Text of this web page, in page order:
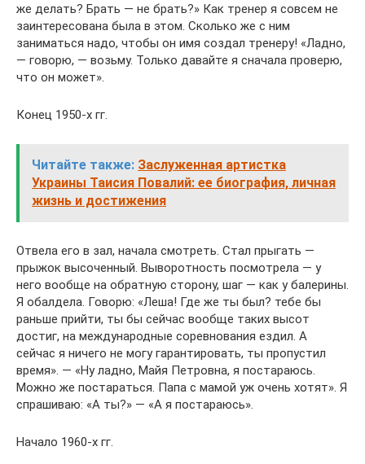
же делать? Брать — не брать?» Как тренер я совсем не
заинтересована была в этом. Сколько же с ним
заниматься надо, чтобы он имя создал тренеру! «Ладно,
— говорю, — возьму. Только давайте я сначала проверю,
что он может».
Конец 1950-х гг.
Читайте также: Заслуженная артистка
Украины Таисия Повалий: ее биография, личная
жизнь и достижения
Отвела его в зал, начала смотреть. Стал прыгать —
прыжок высоченный. Выворотность посмотрела — у
него вообще на обратную сторону, шаг — как у балерины.
Я обалдела. Говорю: «Леша! Где же ты был? тебе бы
раньше прийти, ты бы сейчас вообще таких высот
достиг, на международные соревнования ездил. А
сейчас я ничего не могу гарантировать, ты пропустил
время». — «Ну ладно, Майя Петровна, я постараюсь.
Можно же постараться. Папа с мамой уж очень хотят». Я
спрашиваю: «А ты?» — «А я постараюсь».
Начало 1960-х гг.